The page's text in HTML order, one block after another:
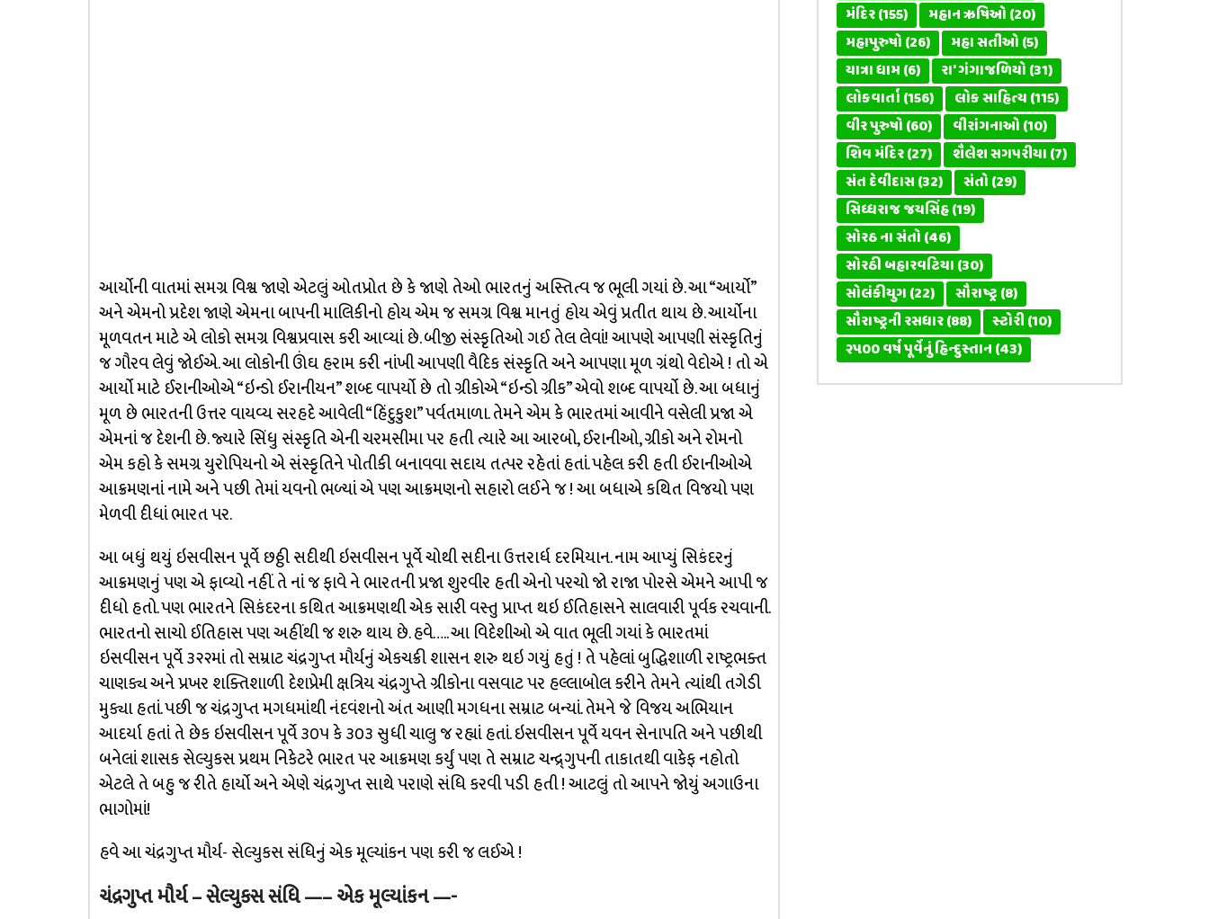
આર્યોની વાતમાં સમગ્ર વિશ્વ જાણે એટલું ઓતપ્રોત છે કે જાણે તેઓ ભારતનું અસ્તિત્વ જ ભૂલી ગયાં છે. આ “આર્યો”
અને એમનો પ્રદેશ જાણે એમના બાપની માલિકીનો હોય એમ જ સમગ્ર વિશ્વ માનતું હોય એવું પ્રતીત થાય છે. આર્યોના
મૂળવતન માટે એ લોકો સમગ્ર વિશ્વપ્રવાસ કરી આવ્યાં છે. બીજી સંસ્કૃતિઓ ગઈ તેલ લેવાં! આપણે આપણી સંસ્કૃતિનું
જ ગૌરવ લેવું જોઈએ. આ લોકોની ઊંઘ હરામ કરી નાંખી આપણી વૈદિક સંસ્કૃતિ અને આપણા મૂળ ગ્રંથો વેદોએ ! તો એ
આર્યો માટે ઈરાનીઓએ “ઇન્ડો ઈરાનીયન” શબ્દ વાપર્યો છે તો ગ્રીકોએ “ઇન્ડો ગ્રીક” એવો શબ્દ વાપર્યો છે. આ બધાનું
મૂળ છે ભારતની ઉત્તર વાયવ્ય સરહદે આવેલી “હિંદુકુશ” પર્વતમાળા. તેમને એમ કે ભારતમાં આવીને વસેલી પ્રજા એ
એમનાં જ દેશની છે. જ્યારે સિંધુ સંસ્કૃતિ એની ચરમસીમા પર હતી ત્યારે આ આરબો, ઈરાનીઓ, ગ્રીકો અને રોમનો
એમ કહો કે સમગ્ર યુરોપિયનો એ સંસ્કૃતિને પોતીકી બનાવવા સદાય તત્પર રહેતાં હતાં. પહેલ કરી હતી ઈરાનીઓએ
આક્રમણનાં નામે અને પછી તેમાં યવનો ભળ્યાં એ પણ આક્રમણનો સહારો લઈને જ ! આ બધાએ કથિત વિજયો પણ
મેળવી દીધાં ભારત પર.
આ બધું થયું ઇસવીસન પૂર્વે છઠ્ઠી સદીથી ઇસવીસન પૂર્વે ચોથી સદીના ઉત્તરાર્ધ દરમિયાન. નામ આપ્યું સિકંદરનું
આક્રમણનું પણ એ ફાવ્યો નહીં. તે નાં જ ફાવે ને ભારતની પ્રજા શુરવીર હતી એનો પરચો જો રાજા પોરસે એમને આપી જ
દીધો હતો. પણ ભારતને સિકંદરના કથિત આક્રમણથી એક સારી વસ્તુ પ્રાપ્ત થઇ ઈતિહાસને સાલવારી પૂર્વક રચવાની.
ભારતનો સાચો ઈતિહાસ પણ અહીંથી જ શરુ થાય છે. હવે….. આ વિદેશીઓ એ વાત ભૂલી ગયાં કે ભારતમાં
ઇસવીસન પૂર્વે ૩૨૨માં તો સમ્રાટ ચંદ્રગુપ્ત મૌર્યનું એકચક્રી શાસન શરુ થઇ ગયું હતું ! તે પહેલાં બુદ્ધિશાળી રાષ્ટ્રભક્ત
ચાણક્ય અને પ્રખર શક્તિશાળી દેશપ્રેમી ક્ષત્રિય ચંદ્રગુપ્તે ગ્રીકોના વસવાટ પર હલ્લાબોલ કરીને તેમને ત્યાંથી તગેડી
મુક્યા હતાં. પછી જ ચંદ્રગુપ્ત મગધમાંથી નંદવંશનો અંત આણી મગધના સમ્રાટ બન્યાં. તેમને જે વિજય અભિયાન
આદર્યા હતાં તે છેક ઇસવીસન પૂર્વે ૩૦૫ કે ૩૦૩ સુધી ચાલુ જ રહ્યાં હતાં. ઇસવીસન પૂર્વે યવન સેનાપતિ અને પછીથી
બનેલાં શાસક સેલ્યુકસ પ્રથમ નિકેટરે ભારત પર આક્રમણ કર્યું પણ તે સમ્રાટ ચન્દ્ર્ગુપની તાકાતથી વાકેફ નહોતો
એટલે તે બહુ જ રીતે હાર્યો અને એણે ચંદ્રગુપ્ત સાથે પરાણે સંધિ કરવી પડી હતી ! આટલું તો આપને જોયું અગાઉના
ભાગોમાં!
હવે આ ચંદ્રગુપ્ત મૌર્ય- સેલ્યુકસ સંધિનું એક મૂલ્યાંકન પણ કરી જ લઈએ !
ચંદ્રગુપ્ત મૌર્ય – સેલ્યુકસ સંધિ —– એક મૂલ્યાંકન—-
મંદિર(155) મહાન ઋષિઓ(20)
મહાપુરુષો(26) મહા સતીઓ(5)
યાત્રા ધામ(6) રા' ગંગાજળિયો(31)
લોકવાર્તા(156) લોક સાહિત્ય(115)
વીર પુરુષો(60) વીરાંગનાઓ(10)
શિવ મંદિર(27) શૈલેશ સગપરીયા(7)
સંત દેવીદાસ(32) સંતો(29)
સિધ્ધરાજ જયસિંહ(19)
સોરઠ ના સંતો(46)
સોરઠી બહારવટિયા(30)
સોલંકીયુગ(22) સૌરાષ્ટ્ર(8)
સૌરાષ્ટ્રની રસધાર(88) સ્ટોરી(10)
૨૫૦૦ વર્ષ પૂર્વેનું હિન્દુસ્તાન(43)